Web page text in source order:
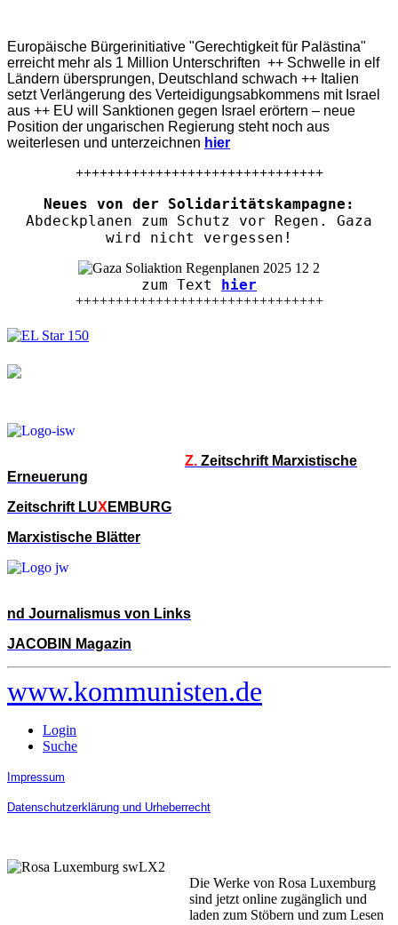
Europäische Bürgerinitiative "Gerechtigkeit für Palästina"
erreicht mehr als 1 Million Unterschriften ++ Schwelle in elf
Ländern übersprungen, Deutschland schwach ++ Italien
setzt Verlängerung des Verteidigungsabkommens mit Israel
aus ++ EU will Sanktionen gegen Israel erörtern – neue
Position der ungarischen Regierung steht noch aus
weiterlesen und unterzeichnen hier
+++++++++++++++++++++++++++++++
Neues von der Solidaritätskampagne:
Abdeckplanen zum Schutz vor Regen. Gaza
wird nicht vergessen!
zum Text hier
+++++++++++++++++++++++++++++++
Z. Zeitschrift Marxistische
Erneuerung
Zeitschrift LUX EMBURG
Marxistische Blätter
nd Journalismus von Links
JACOBIN Magazin
www.kommunisten.de
Login
Suche
Impressum
Datenschutzerklärung und Urheberrecht
Die Werke von Rosa Luxemburg
sind jetzt online zugänglich und
laden zum Stöbern und zum Lesen